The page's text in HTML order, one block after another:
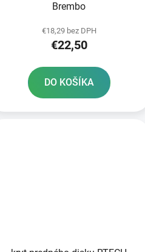
Brembo
€18,29 bez DPH
€22,50
DO KOŠÍKA